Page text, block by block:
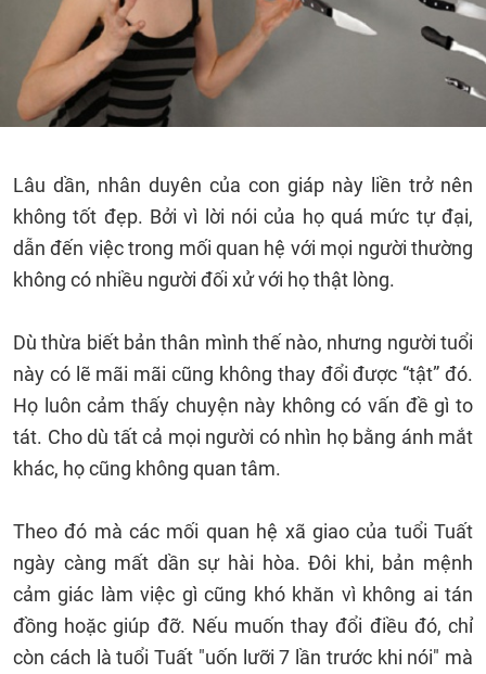
Lâu dần, nhân duyên của con giáp này liền trở nên
không tốt đẹp. Bởi vì lời nói của họ quá mức tự đại,
dẫn đến việc trong mối quan hệ với mọi người thường
không có nhiều người đối xử với họ thật lòng.
Dù thừa biết bản thân mình thế nào, nhưng người tuổi
này có lẽ mãi mãi cũng không thay đổi được “tật” đó.
Họ luôn cảm thấy chuyện này không có vấn đề gì to
tát. Cho dù tất cả mọi người có nhìn họ bằng ánh mắt
khác, họ cũng không quan tâm.
Theo đó mà các mối quan hệ xã giao của tuổi Tuất
ngày càng mất dần sự hài hòa. Đôi khi, bản mệnh
cảm giác làm việc gì cũng khó khăn vì không ai tán
đồng hoặc giúp đỡ. Nếu muốn thay đổi điều đó, chỉ
còn cách là tuổi Tuất "uốn lưỡi 7 lần trước khi nói" mà